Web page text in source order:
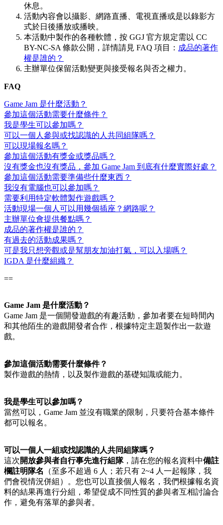
休息。
活動內容會以攝影、網路直播、電視直播或是以錄影方
式於日後播放或播映。
本活動中製作的各種軟體，按 GGJ 官方規定需以 CC
BY-NC-SA 條款公開，詳情請見 FAQ 項目： 成品的著作
權是誰的？
主辦單位保留活動變更與接受報名與否之權力。
FAQ
Game Jam 是什麼活動？
參加這個活動需要什麼條件？
我是學生可以參加嗎？
可以一個人參與或找認識的人共同組隊嗎？
可以現場報名嗎？
參加這個活動有獎金或獎品嗎？
沒有獎金也沒有獎品，參加 Game Jam 到底有什麼實際好處？
參加這個活動需要準備些什麼東西？
我沒有電腦也可以參加嗎？
需要利用特定軟體製作遊戲嗎？
活動現場一個人可以用幾個插座？網路呢？
主辦單位會提供餐點嗎？
成品的著作權是誰的？
有過去的活動成果嗎？
可是我只想旁觀或是幫朋友加油打氣，可以入場嗎？
IGDA 是什麼組織？
==
Game Jam 是什麼活動？
Game Jam 是一個開發遊戲的有趣活動，參加者要在短時間內
和其他陌生的遊戲開發者合作，根據特定主題製作出一款遊
戲。
參加這個活動需要什麼條件？
製作遊戲的熱情，以及製作遊戲的基礎知識或能力。
我是學生可以參加嗎？
當然可以，Game Jam 並沒有職業的限制，只要符合基本條件
都可以報名。
可以一個人一組或找認識的人共同組隊嗎？
這次開放參與者自行事先進行組隊，請在您的報名資料中備註
欄註明隊名
（至多不超過 6 人；若只有 2~4 人一起報隊，我
們會視情況併組）。您也可以直接個人報名，我們根據報名資
料的結果再進行分組，希望促成不同性質的參與者互相討論合
作，避免有落單的參與者。